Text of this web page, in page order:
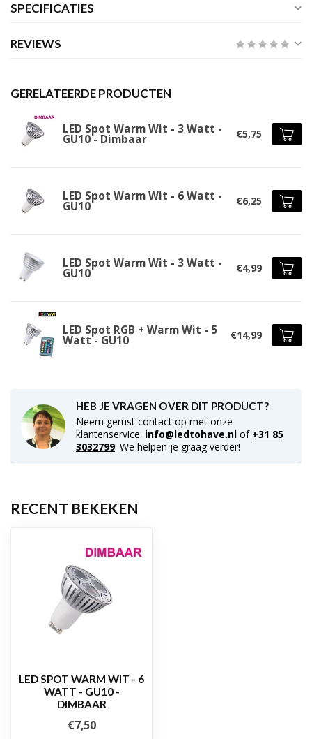
SPECIFICATIES
REVIEWS
GERELATEERDE PRODUCTEN
LED Spot Warm Wit - 3 Watt -
GU10 - Dimbaar €5,75
LED Spot Warm Wit - 6 Watt -
GU10 €6,25
LED Spot Warm Wit - 3 Watt -
GU10 €4,99
LED Spot RGB + Warm Wit - 5
Watt - GU10 €14,99
HEB JE VRAGEN OVER DIT PRODUCT?
Neem gerust contact op met onze
klantenservice: info@ledtohave.nl of +31 85
3032799. We helpen je graag verder!
RECENT BEKEKEN
LED SPOT WARM WIT - 6
WATT - GU10 -
DIMBAAR
€7,50